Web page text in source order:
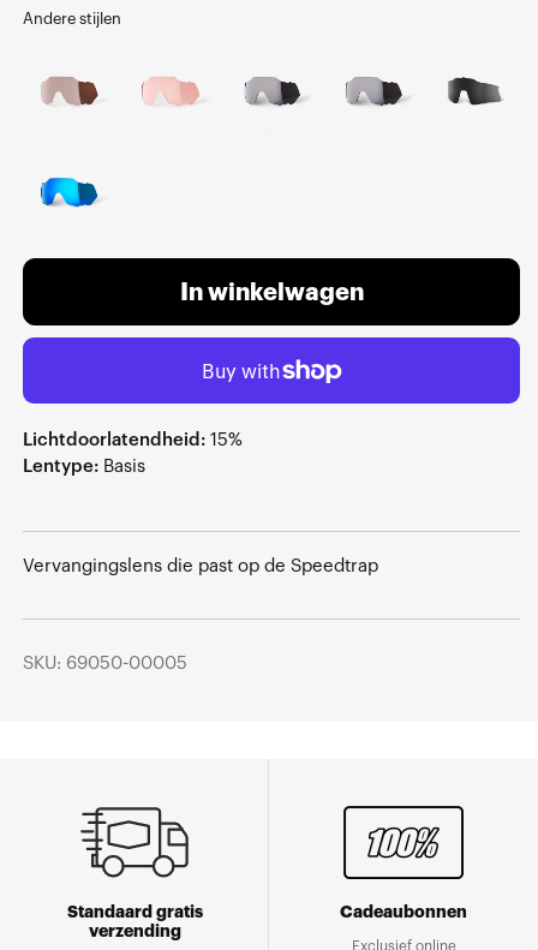
Andere stijlen
In winkelwagen
Lichtdoorlatendheid: 15%
Lentype: Basis
Vervangingslens die past op de Speedtrap
SKU: 69050-00005
Standaard gratis
verzending
Cadeaubonnen
Exclusief online